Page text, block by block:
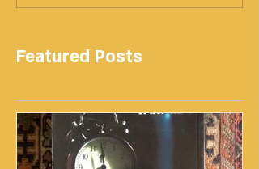
Featured Posts